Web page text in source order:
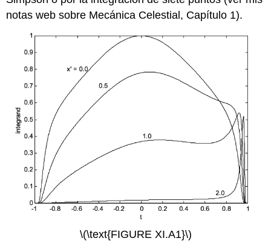
notas web sobre Mecánica Celestial, Capítulo 1).
\(\text{FIGURE XI.A1}\)